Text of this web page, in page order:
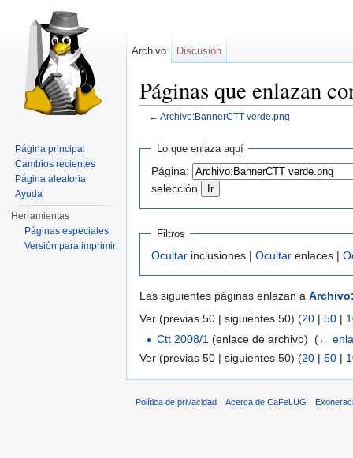
Páginas que enlazan
← Archivo:BannerCTT verde.png
Lo que enlaza aquí
Página:
selección
Filtros
Ocultar inclusiones | Ocultar enlaces |
Las siguientes páginas enlazan a
Ver (previas 50 | siguientes 50) (20 | 50 |
Ctt 2008/1 (enlace de archivo) ‎ (←
Ver (previas 50 | siguientes 50) (20 | 50 |
Archivo Discusión
Página principal
Cambios recientes
Página aleatoria
Ayuda
Herramientas
Páginas especiales
Versión para imprimir
Política de privacidad Acerca de CaFeLUG